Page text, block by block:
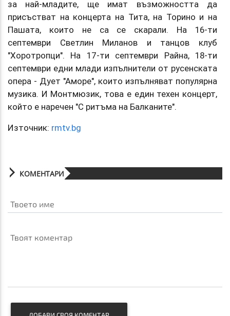
за най-младите, ще имат възможността да
присъстват на концерта на Тита, на Торино и на
Пашата, които не са се скарали. На 16-ти
септември Светлин Миланов и танцов клуб
"Хоротропци". На 17-ти септември Райна, 18-ти
септември едни млади изпълнители от русенската
опера - Дует "Аморе", които изпълняват популярна
музика. И Монтмюзик, това е един техен концерт,
който е наречен "С ритъма на Балканите".
Източник: rmtv.bg
КОМЕНТАРИ
Твоето име
Твоят коментар